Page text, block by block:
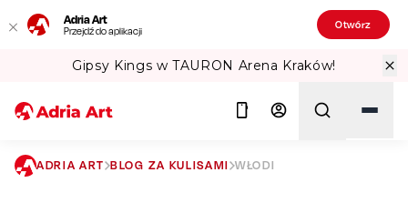
Adria Art
Przejdź do aplikacji Otwórz
Kraków! Sprawdź Teatralne Lato
ADRIA ART BLOG ZA KULISAMI WŁODI